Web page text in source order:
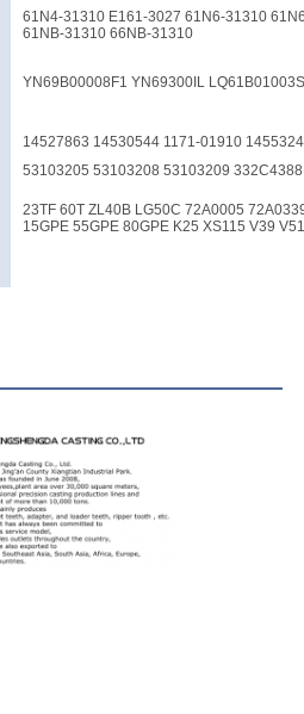
61N4-31310 E161-3027 61N6-31310
61NB-31310 66NB-31310
YN69B00008F1 YN69300IL
14527863 14530544 1171-01910
53103205 53103208 53103209
23TF 60T ZL40B LG50C 72A0005
15GPE 55GPE 80GPE K25 XS115 V39